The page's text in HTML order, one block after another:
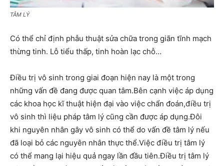
TÂM LÝ
Có thể chỉ định phẫu thuật sửa chữa trong giãn tĩnh mạch
thừng tinh. Lỗ tiểu thấp, tinh hoàn lạc chỗ…
Điều trị vô sinh trong giai đoạn hiện nay là một trong
những vấn đề đang được quan tâm.Bên cạnh việc áp dụng
các khoa học kĩ thuật hiện đại vào việc chẩn đoán,điều trị
vô sinh thì liệu pháp tâm lý cũng cần được áp dụng.Đôi
khi nguyên nhân gây vô sinh có thể do vấn đề tâm lý nếu
đã loại bỏ các nguyên nhân thực thể.Việc điều trị tâm lý
có thể mang lại hiệu quả ngay lần đầu tiên.Điều trị tâm lý